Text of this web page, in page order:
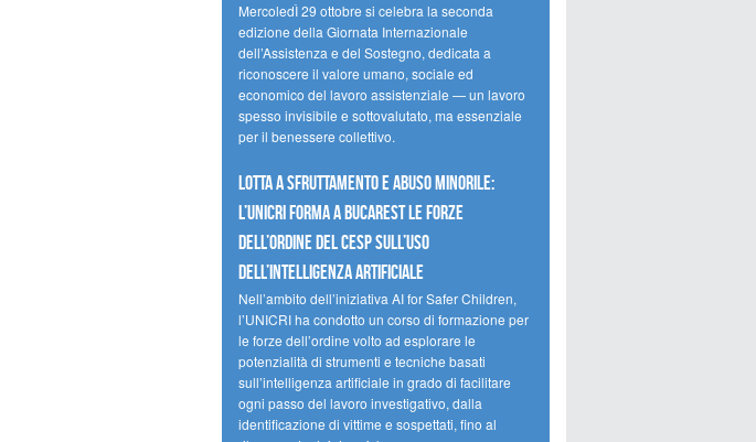
MercoledÌ 29 ottobre si celebra la seconda
edizione della Giornata Internazionale
dell’Assistenza e del Sostegno, dedicata a
riconoscere il valore umano, sociale ed
economico del lavoro assistenziale — un lavoro
spesso invisibile e sottovalutato, ma essenziale
per il benessere collettivo.
Lotta a sfruttamento e abuso minorile:
l’UNICRI forma a Bucarest le forze
dell’ordine del CESP sull’uso
dell’Intelligenza Artificiale
Nell’ambito dell’iniziativa AI for Safer Children,
l’UNICRI ha condotto un corso di formazione per
le forze dell’ordine volto ad esplorare le
potenzialità di strumenti e tecniche basati
sull’intelligenza artificiale in grado di facilitare
ogni passo del lavoro investigativo, dalla
identificazione di vittime e sospettati, fino al